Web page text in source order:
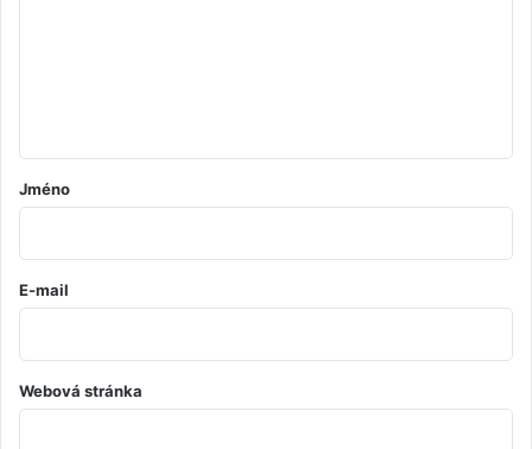
ř
Jméno
E-mail
Webová stránka